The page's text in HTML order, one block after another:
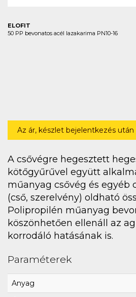
ELOFIT
50 PP bevonatos acél lazakarima PN10-16
Az ár, készlet bejelentkezés
A csővégre hegesztett
kötőgyűrűvel együtt
műanyag csővég és egyéb
(cső, szerelvény) oldható
Polipropilén műanyag
köszönhetően ellenáll az
korrodáló hatásának is.
Paraméterek
Anyag